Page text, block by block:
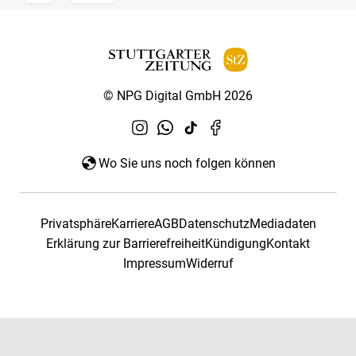
© NPG Digital GmbH 2026
Wo Sie uns noch folgen können
PrivatsphäreKarriereAGBDatenschutzMediadaten
Erklärung zur BarrierefreiheitKündigungKontakt
ImpressumWiderruf